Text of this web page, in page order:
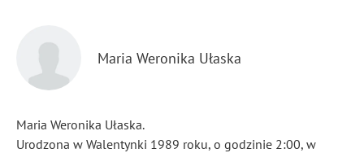
Maria Weronika Ułaska
Maria Weronika Ułaska.
Urodzona w Walentynki 1989 roku, o godzinie 2:00, w